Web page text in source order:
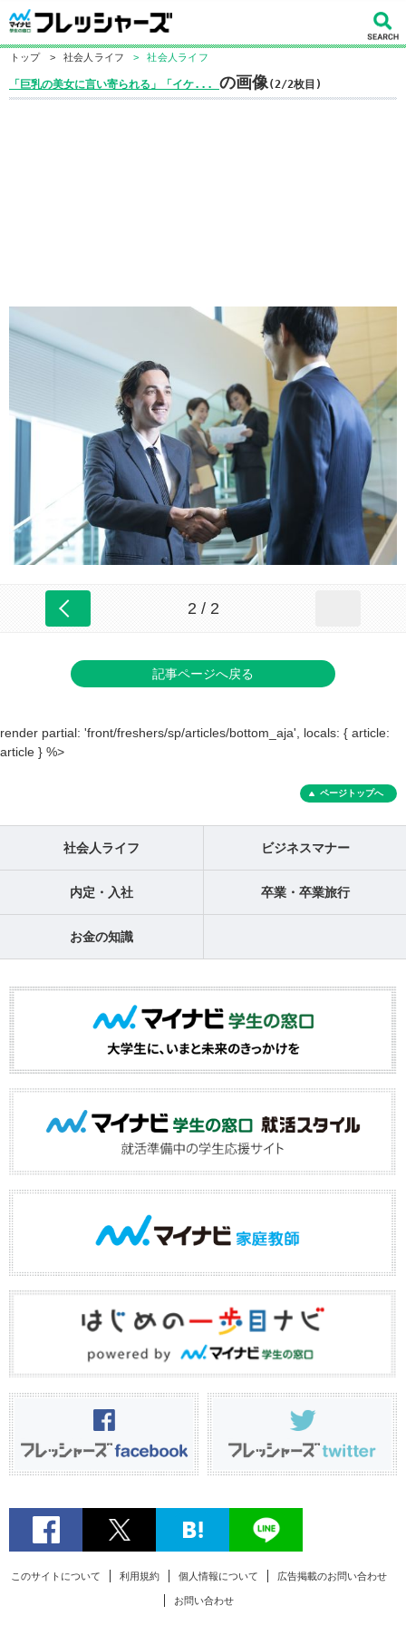
トップ > 社会人ライフ > 社会人ライフ
「巨乳の美女に言い寄られる」「イケ... の画像(2/2枚目)
2 / 2
記事ページへ戻る
render partial: 'front/freshers/sp/articles/bottom_aja', locals: { article:
article } %>
ページトップへ
社会人ライフ ビジネスマナー
内定・入社 卒業・卒業旅行
お金の知識
このサイトについて 利用規約 個人情報について 広告掲載のお問い合わせ
お問い合わせ